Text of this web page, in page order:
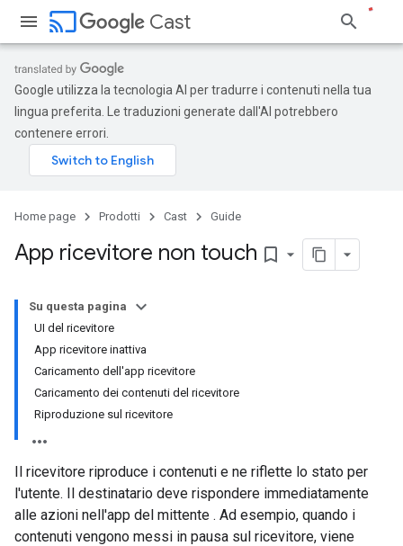
cast Cast
Google utilizza la tecnologia AI per tradurre i contenuti nella tua
lingua preferita. Le traduzioni generate dall'AI potrebbero
contenere errori.
Home page Prodotti Cast Guide
App ricevitore non touch bookmark_border
Su questa pagina
UI del ricevitore
App ricevitore inattiva
Caricamento dell'app ricevitore
Caricamento dei contenuti del ricevitore
Riproduzione sul ricevitore
Il ricevitore riproduce i contenuti e ne riflette lo stato per
l'utente. Il destinatario deve rispondere immediatamente
alle azioni nell'app del mittente . Ad esempio, quando i
contenuti vengono messi in pausa sul ricevitore, viene